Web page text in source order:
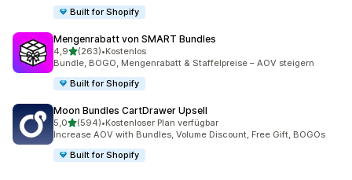
Built for Shopify
Mengenrabatt von SMART Bundles
4,9von 5 Sternen
(263)
263 Rezensionen insgesamt
•Kostenlos
Bundle, BOGO, Mengenrabatt & Staffelpreise – AOV steigern
Built for Shopify
Moon Bundles CartDrawer Upsell
5,0von 5 Sternen
(594)
594 Rezensionen insgesamt
•Kostenloser Plan verfügbar
Increase AOV with Bundles, Volume Discount, Free Gift, BOGOs
Built for Shopify